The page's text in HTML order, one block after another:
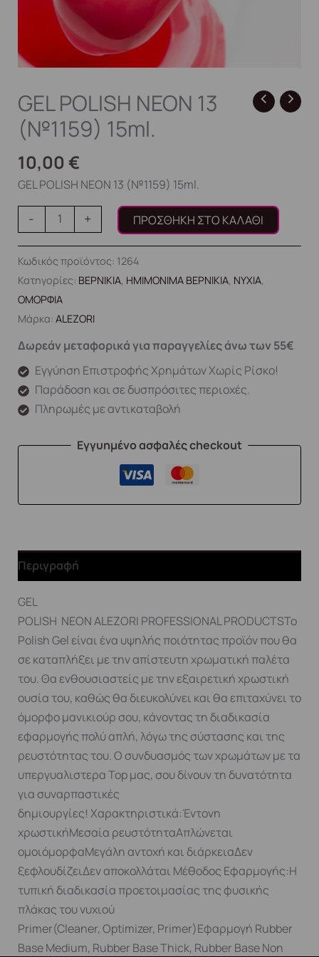
GEL POLISH NEON 13
(№1159) 15ml.
10,00 €
GEL POLISH NEON 13 (№1159) 15ml.
- + ΠΡΟΣΘΉΚΗ ΣΤΟ ΚΑΛΆΘΙ
Κωδικός προϊόντος: 1264
Κατηγορίες: ΒΕΡΝΙΚΙΑ, ΗΜΙΜΟΝΙΜΑ ΒΕΡΝΙΚΙΑ, ΝΥΧΙΑ,
ΟΜΟΡΦΙΑ
Μάρκα: ALEZORI
Δωρεάν μεταφορικά για παραγγελίες άνω των 55€
Εγγύηση Επιστροφής Χρημάτων Χωρίς Ρίσκο!
Παράδοση και σε δυσπρόσιτες περιοχές.
Πληρωμές με αντικαταβολή
Εγγυημένο ασφαλές checkout
Περιγραφή
GEL
POLISH NEON ALEZORI PROFESSIONAL PRODUCTSΤο
Polish Gel είναι ένα υψηλής ποιότητας προϊόν που θα
σε καταπλήξει με την απίστευτη χρωματική παλέτα
του. Θα ενθουσιαστείς με την εξαιρετική χρωστική
ουσία του, καθώς θα διευκολύνει και θα επιταχύνει το
όμορφο μανικιούρ σου, κάνοντας τη διαδικασία
εφαρμογής πολύ απλή, λόγω της σύστασης και της
ρευστότητας του. Ο συνδυασμός των χρωμάτων με τα
υπεργυαλιστερα Top μας, σου δίνουν τη δυνατότητα
για συναρπαστικές
δημιουργίες! Χαρακτηριστικά:Έντονη
χρωστικήΜεσαία ρευστότηταΑπλώνεται
ομοιόμορφαΜεγάλη αντοχή και διάρκειαΔεν
ξεφλουδίζειΔεν αποκολλάται Μέθοδος Εφαρμογής:Η
τυπική διαδικασία προετοιμασίας της φυσικής
πλάκας του νυχιού
Primer(Cleaner, Optimizer, Primer)Εφαρμογή Rubber
Base Medium, Rubber Base Thick, Rubber Base Non